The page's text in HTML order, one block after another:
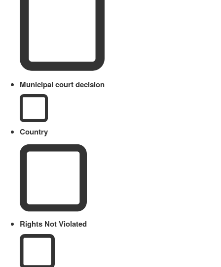
Municipal court decision
Country
Rights Not Violated